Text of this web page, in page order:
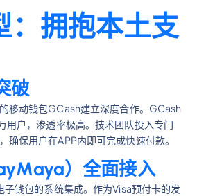
：拥抱本土支
破
移动钱包GCash建立深度合作。GCash
户，渗透率极高。技术团队投入专门
确保用户在APP内即可完成快速付款。
）全面接入
钱包的系统集成。作为Visa预付卡的发